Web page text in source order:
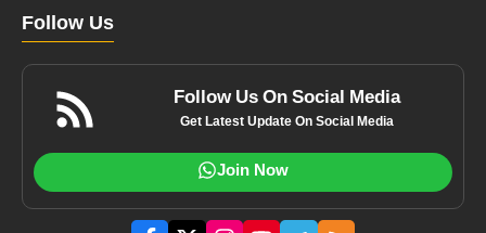
Follow Us
Follow Us On Social Media
Get Latest Update On Social Media
Join Now